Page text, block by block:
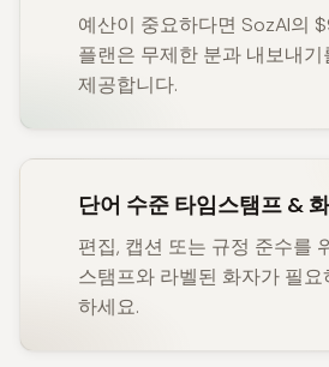
예산이 중요하다면 SozAI의
플랜은 무제한 분과 내보내
제공합니다.
단어 수준 타임스탬프 &
편집, 캡션 또는 규정 준수를
스탬프와 라벨된 화자가 필요
하세요.